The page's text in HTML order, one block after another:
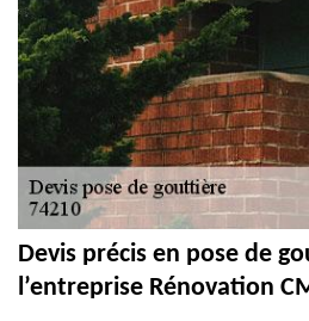
Devis précis en pose de
l’entreprise Rénovation